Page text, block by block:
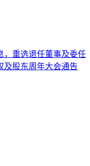
，重选退任董事及委任
及股东周年大会通告